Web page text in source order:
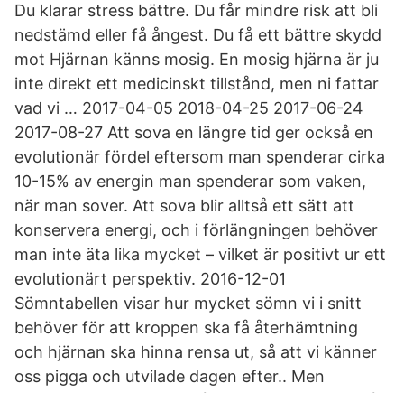
Du klarar stress bättre. Du får mindre risk att bli
nedstämd eller få ångest. Du få ett bättre skydd
mot Hjärnan känns mosig. En mosig hjärna är ju
inte direkt ett medicinskt tillstånd, men ni fattar
vad vi … 2017-04-05 2018-04-25 2017-06-24
2017-08-27 Att sova en längre tid ger också en
evolutionär fördel eftersom man spenderar cirka
10-15% av energin man spenderar som vaken,
när man sover. Att sova blir alltså ett sätt att
konservera energi, och i förlängningen behöver
man inte äta lika mycket – vilket är positivt ur ett
evolutionärt perspektiv. 2016-12-01
Sömntabellen visar hur mycket sömn vi i snitt
behöver för att kroppen ska få återhämtning
och hjärnan ska hinna rensa ut, så att vi känner
oss pigga och utvilade dagen efter.. Men